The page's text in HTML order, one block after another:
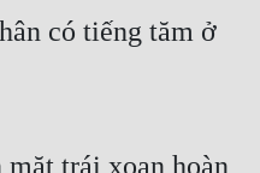
có tiếng tăm ở
trái xoan hoàn